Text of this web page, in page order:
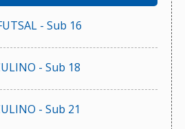
- Sub 16
- Sub 18
- Sub 21